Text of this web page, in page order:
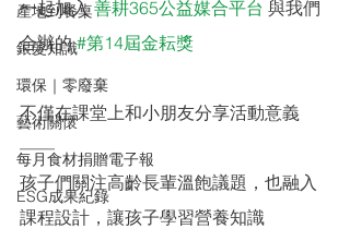
產地到餐桌
銀髮知識
環保｜零廢棄
藝術關懷
每月食材捐贈電子報
ESG成果紀錄
一起加入 善耕365公益媒合平台 與我們
合辦的 #第14屆金耘獎
不僅在課堂上和小朋友分享活動意義
——
孩子們關注高齡長輩溫飽議題，也融入
課程設計，讓孩子學習營養知識